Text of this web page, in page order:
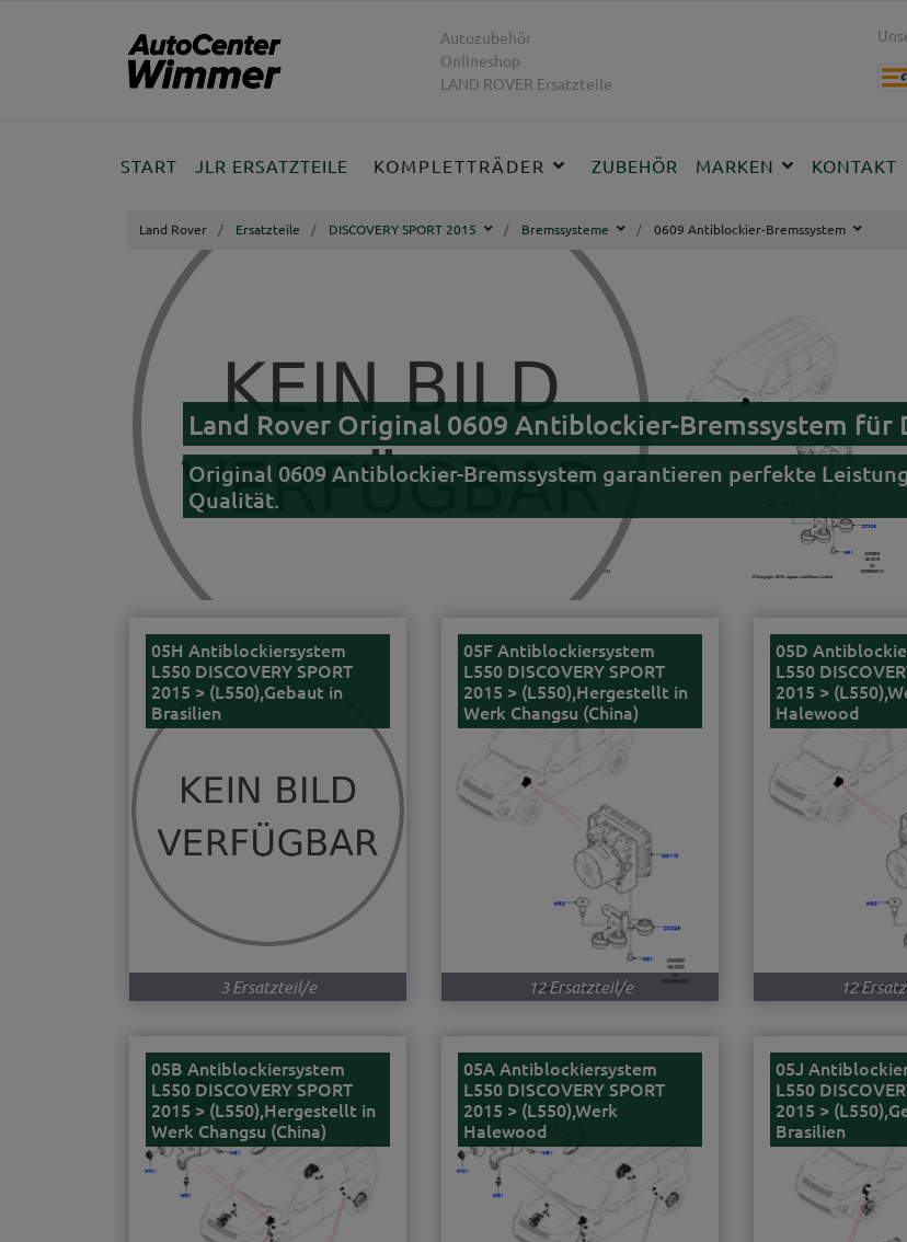
Autozubehör
Onlineshop
LAND ROVER Ersatzteile
START JLR ERSATZTEILE KOMPLETTRÄDER ZUBEHÖR MARKEN KONTAKT
Land Rover Ersatzteile DISCOVERY SPORT 2015 Bremssysteme 0609 Antiblockier-Bremssystem
Land Rover Original 0609 Antiblockier-Bremssystem für
Original 0609 Antiblockier-Bremssystem garantieren perfekte
Qualität.
05H Antiblockiersystem
L550 DISCOVERY SPORT
2015 > (L550),Gebaut in
Brasilien
3 Ersatzteil/e
05F Antiblockiersystem
L550 DISCOVERY SPORT
2015 > (L550),Hergestellt in
Werk Changsu (China)
12 Ersatzteil/e
05D
L550
2015 >
Halewood
12
05B Antiblockiersystem
L550 DISCOVERY SPORT
2015 > (L550),Hergestellt in
Werk Changsu (China)
05A Antiblockiersystem
L550 DISCOVERY SPORT
2015 > (L550),Werk
Halewood
05J
L550
2015 >
Brasilien